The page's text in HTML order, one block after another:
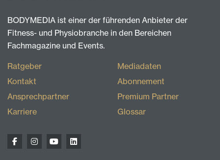
BODYMEDIA ist einer der führenden Anbieter der
Fitness- und Physiobranche in den Bereichen
Fachmagazine und Events.
Ratgeber
Kontakt
Ansprechpartner
Karriere
Mediadaten
Abonnement
Premium Partner
Glossar